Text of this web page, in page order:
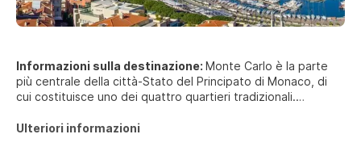
Informazioni sulla destinazione: Monte Carlo è la parte
più centrale della città-Stato del Principato di Monaco, di
cui costituisce uno dei quattro quartieri tradizionali.
Confina a nord-est con i quartieri Larvotto e La
Ulteriori informazioni